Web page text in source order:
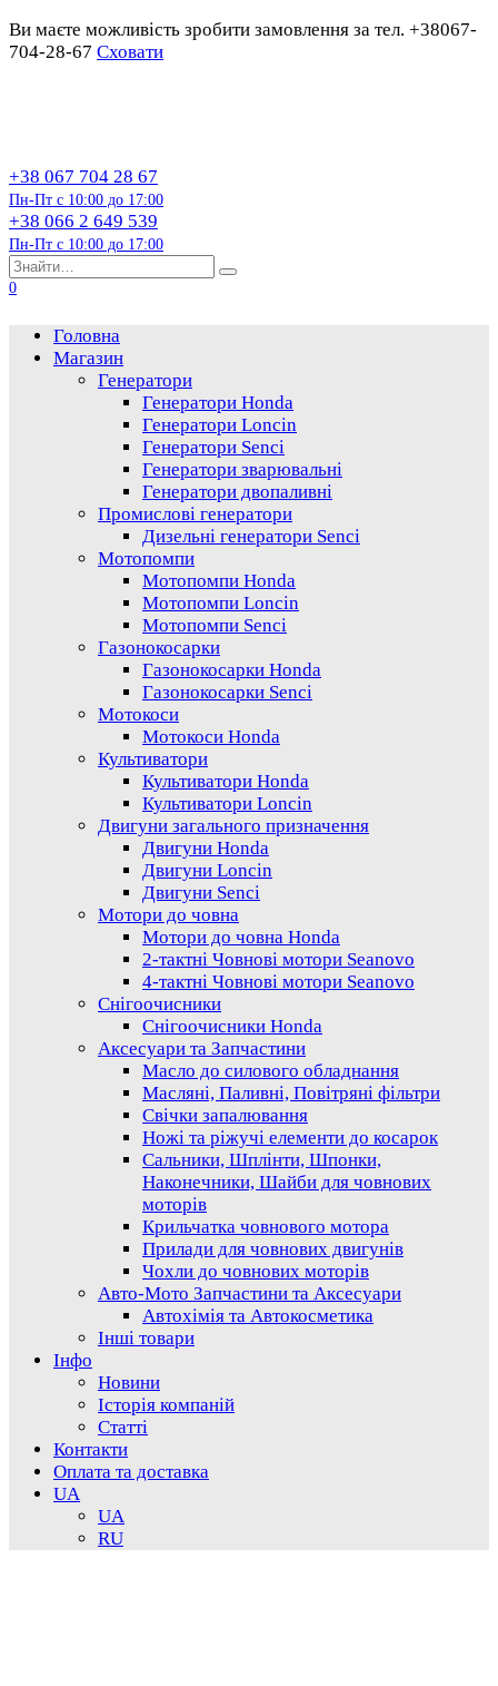
Ви маєте можливість зробити замовлення за тел. +38067-
704-28-67 Сховати
+38 067 704 28 67
Пн-Пт с 10:00 до 17:00
+38 066 2 649 539
Пн-Пт с 10:00 до 17:00
Пошук…
0
Головна
Магазин
Генератори
Генератори Honda
Генератори Loncin
Генератори Senci
Генератори зварювальні
Генератори двопаливні
Промислові генератори
Дизельні генератори Senci
Мотопомпи
Мотопомпи Honda
Мотопомпи Loncin
Мотопомпи Senci
Газонокосарки
Газонокосарки Honda
Газонокосарки Senci
Мотокоси
Мотокоси Honda
Культиватори
Культиватори Honda
Культиватори Loncin
Двигуни загального призначення
Двигуни Honda
Двигуни Loncin
Двигуни Senci
Мотори до човна
Мотори до човна Honda
2-тактні Човнові мотори Seanovo
4-тактні Човнові мотори Seanovo
Снігоочисники
Снігоочисники Honda
Аксесуари та Запчастини
Масло до силового обладнання
Масляні, Паливні, Повітряні фільтри
Свічки запалювання
Ножі та ріжучі елементи до косарок
Сальники, Шплінти, Шпонки,
Наконечники, Шайби для човнових
моторів
Крильчатка човнового мотора
Прилади для човнових двигунів
Чохли до човнових моторів
Авто-Мото Запчастини та Аксесуари
Автохімія та Автокосметика
Інші товари
Інфо
Новини
Історія компаній
Статті
Контакти
Оплата та доставка
UA
UA
RU